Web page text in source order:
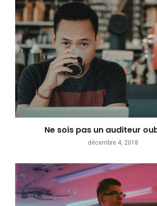
Ne sois pas un auditeur
décembre 4, 2018